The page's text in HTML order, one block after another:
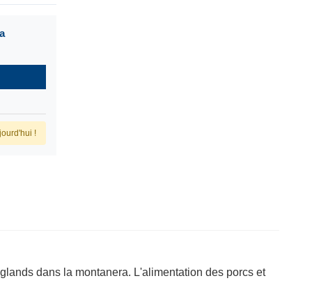
!
dans la montanera. L'alimentation des porcs et